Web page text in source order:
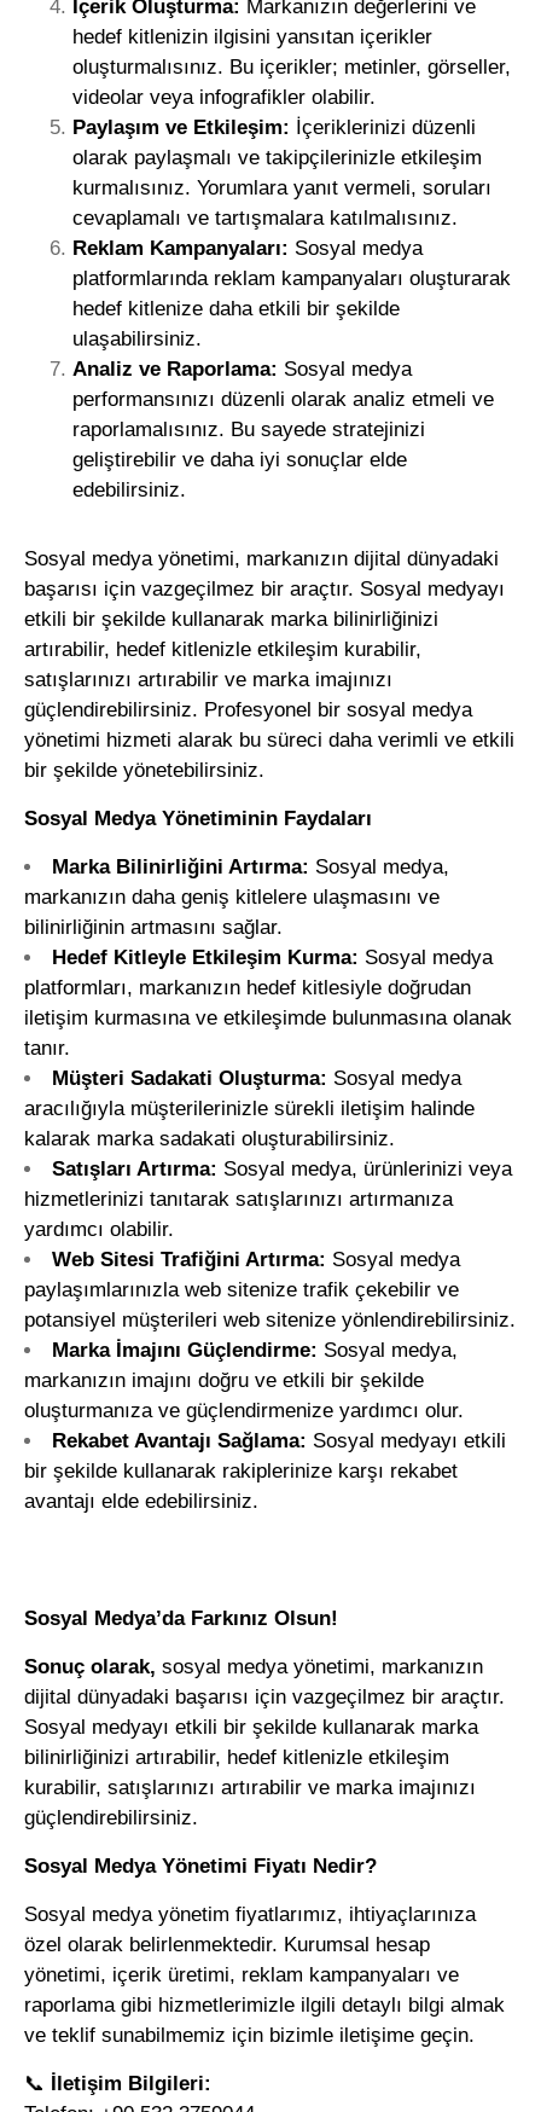
İçerik Oluşturma: Markanızın değerlerini ve
hedef kitlenizin ilgisini yansıtan içerikler
oluşturmalısınız. Bu içerikler; metinler, görseller,
videolar veya infografikler olabilir.
Paylaşım ve Etkileşim: İçeriklerinizi düzenli
olarak paylaşmalı ve takipçilerinizle etkileşim
kurmalısınız. Yorumlara yanıt vermeli, soruları
cevaplamalı ve tartışmalara katılmalısınız.
Reklam Kampanyaları: Sosyal medya
platformlarında reklam kampanyaları oluşturarak
hedef kitlenize daha etkili bir şekilde
ulaşabilirsiniz.
Analiz ve Raporlama: Sosyal medya
performansınızı düzenli olarak analiz etmeli ve
raporlamalısınız. Bu sayede stratejinizi
geliştirebilir ve daha iyi sonuçlar elde
edebilirsiniz.
Sosyal medya yönetimi, markanızın dijital dünyadaki
başarısı için vazgeçilmez bir araçtır. Sosyal medyayı
etkili bir şekilde kullanarak marka bilinirliğinizi
artırabilir, hedef kitlenizle etkileşim kurabilir,
satışlarınızı artırabilir ve marka imajınızı
güçlendirebilirsiniz. Profesyonel bir sosyal medya
yönetimi hizmeti alarak bu süreci daha verimli ve etkili
bir şekilde yönetebilirsiniz.
Sosyal Medya Yönetiminin Faydaları
Marka Bilinirliğini Artırma: Sosyal medya,
markanızın daha geniş kitlelere ulaşmasını ve
bilinirliğinin artmasını sağlar.
Hedef Kitleyle Etkileşim Kurma: Sosyal medya
platformları, markanızın hedef kitlesiyle doğrudan
iletişim kurmasına ve etkileşimde bulunmasına olanak
tanır.
Müşteri Sadakati Oluşturma: Sosyal medya
aracılığıyla müşterilerinizle sürekli iletişim halinde
kalarak marka sadakati oluşturabilirsiniz.
Satışları Artırma: Sosyal medya, ürünlerinizi veya
hizmetlerinizi tanıtarak satışlarınızı artırmanıza
yardımcı olabilir.
Web Sitesi Trafiğini Artırma: Sosyal medya
paylaşımlarınızla web sitenize trafik çekebilir ve
potansiyel müşterileri web sitenize yönlendirebilirsiniz.
Marka İmajını Güçlendirme: Sosyal medya,
markanızın imajını doğru ve etkili bir şekilde
oluşturmanıza ve güçlendirmenize yardımcı olur.
Rekabet Avantajı Sağlama: Sosyal medyayı etkili
bir şekilde kullanarak rakiplerinize karşı rekabet
avantajı elde edebilirsiniz.
Sosyal Medya’da Farkınız Olsun!
Sonuç olarak, sosyal medya yönetimi, markanızın
dijital dünyadaki başarısı için vazgeçilmez bir araçtır.
Sosyal medyayı etkili bir şekilde kullanarak marka
bilinirliğinizi artırabilir, hedef kitlenizle etkileşim
kurabilir, satışlarınızı artırabilir ve marka imajınızı
güçlendirebilirsiniz.
Sosyal Medya Yönetimi Fiyatı Nedir?
Sosyal medya yönetim fiyatlarımız, ihtiyaçlarınıza
özel olarak belirlenmektedir. Kurumsal hesap
yönetimi, içerik üretimi, reklam kampanyaları ve
raporlama gibi hizmetlerimizle ilgili detaylı bilgi almak
ve teklif sunabilmemiz için bizimle iletişime geçin.
📞 İletişim Bilgileri: